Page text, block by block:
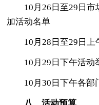
10月26日至29日市
加活动名单
10月28日至29日上
10月29日下午活动
10月30日下午各部